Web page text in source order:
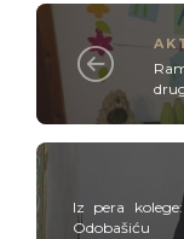
Iz pera
Odobašiću